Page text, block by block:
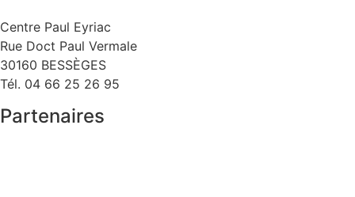
Centre Paul Eyriac
Rue Doct Paul Vermale
30160 BESSÈGES
Tél. 04 66 25 26 95
Partenaires